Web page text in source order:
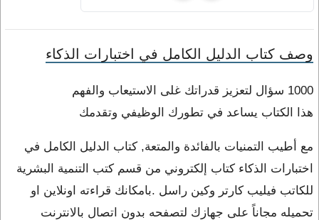
وصف كتاب الدليل الكامل في اختبارات الذكاء
1000 سؤال لتعزيز قدراتك غلى الاستيعاب والفهم
هذا الكتاب يساعد في تطورك الوظيفي وتقدمك
مع أطيب التمنيات بالفائدة والمتعة, كتاب الدليل الكامل في
اختبارات الذكاء كتاب إلكتروني من قسم كتب التنمية البشرية
للكاتب فيليب كارتر وكين راسل .بامكانك قراءته اونلاين او
تحميله مجاناً على جهازك لتصفحه بدون اتصال بالانترنت